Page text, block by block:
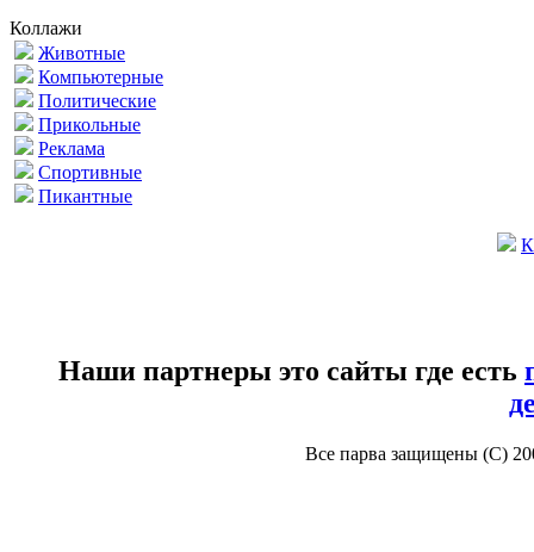
Коллажи
Животные
Компьютерные
Политические
Прикольные
Реклама
Спортивные
Пикантные
Наши партнеры это сайты где есть
Все парва защищены (С)